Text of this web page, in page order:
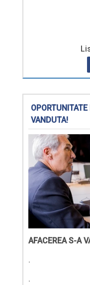
VANDUTA!
AFACEREA S-A
.
.